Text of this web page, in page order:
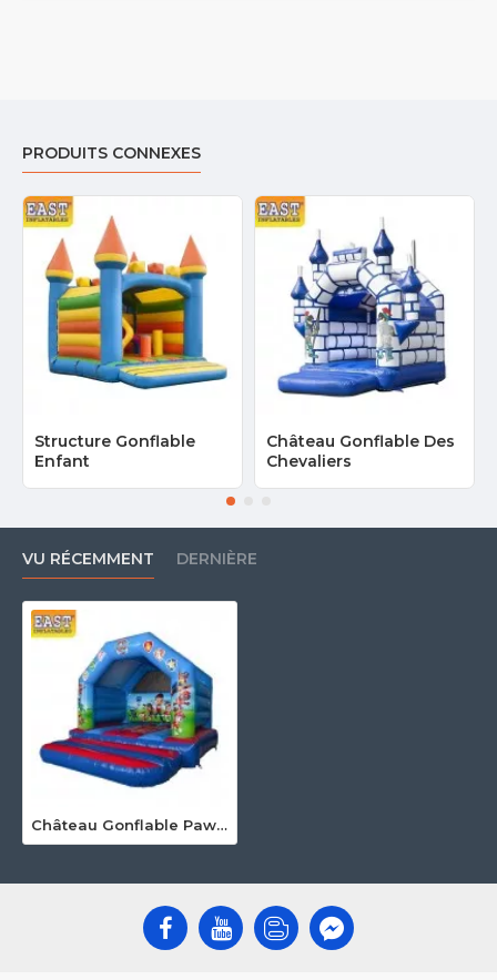
PRODUITS CONNEXES
Structure Gonflable
Enfant
Château Gonflable Des
Chevaliers
VU RÉCEMMENT DERNIÈRE
Château Gonflable Paw Patrol